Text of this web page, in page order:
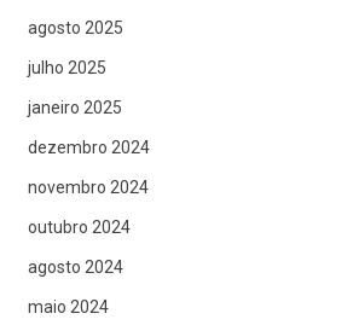
agosto 2025
julho 2025
janeiro 2025
dezembro 2024
novembro 2024
outubro 2024
agosto 2024
maio 2024